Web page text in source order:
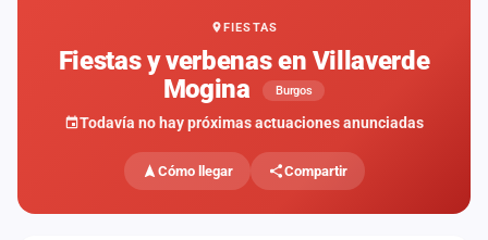
FIESTAS
Fiestas y verbenas en Villaverde
Mogina
Burgos
Todavía no hay próximas actuaciones anunciadas
Cómo llegar Compartir
fiestas
Componentes
Agencias